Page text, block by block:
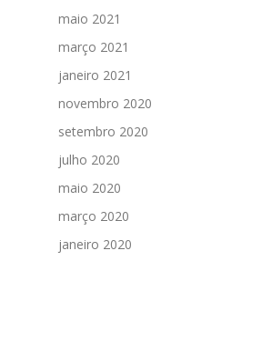
maio 2021
março 2021
janeiro 2021
novembro 2020
setembro 2020
julho 2020
maio 2020
março 2020
janeiro 2020